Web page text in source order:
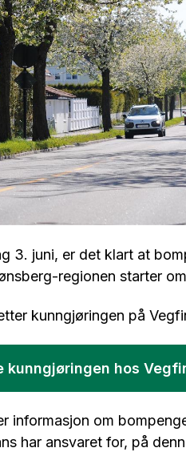
3. juni, er det klart at
regionen starter
kunngjøringen på
kunngjøringen hos
informasjon om
har ansvaret for, på